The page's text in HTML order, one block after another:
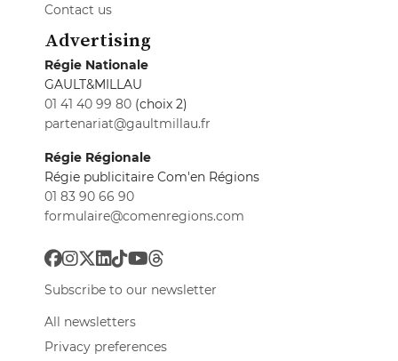
Contact us
Advertising
Régie Nationale
GAULT&MILLAU
01 41 40 99 80 (choix 2)
partenariat@gaultmillau.fr
Régie Régionale
Régie publicitaire Com'en Régions
01 83 90 66 90
formulaire@comenregions.com
Subscribe to our newsletter
All newsletters
Privacy preferences